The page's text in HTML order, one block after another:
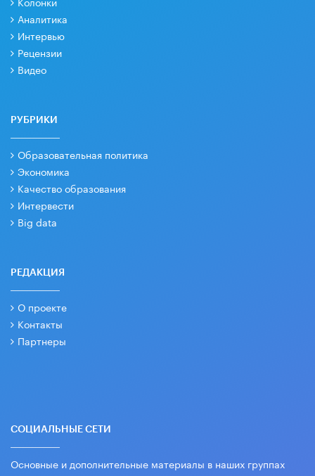
Аналитика
Интервью
Рецензии
Видео
РУБРИКИ
Образовательная политика
Экономика
Качество образования
Интервести
Big data
РЕДАКЦИЯ
О проекте
Контакты
Партнеры
СОЦИАЛЬНЫЕ СЕТИ
Основные и дополнительные материалы в наших группах